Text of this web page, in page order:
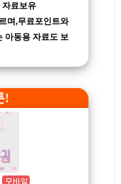
자료보유
며,무료포인트와
아동용 자료도 보
!